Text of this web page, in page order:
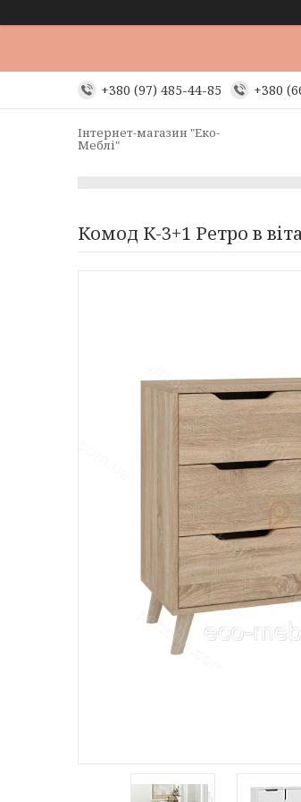
+380 (97) 485-44-85 +380
Інтернет-магазин "Еко-
Меблі"
Комод К-3+1 Ретро в